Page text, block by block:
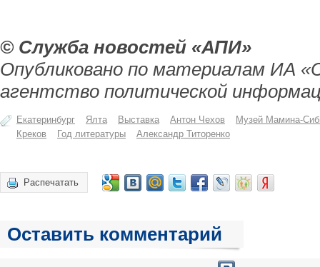
© Служба новостей «АПИ»
Опубликовано по материалам ИА
агентство политической
Екатеринбург Ялта Выставка Антон Чехов
Музей Мамина-
Креков
Год литературы Александр Титоренко
Распечатать
Оставить комментарий